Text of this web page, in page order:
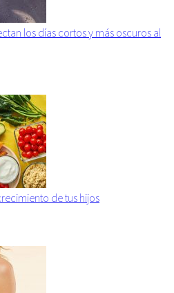
los días cortos y más oscuros al
de tus hijos